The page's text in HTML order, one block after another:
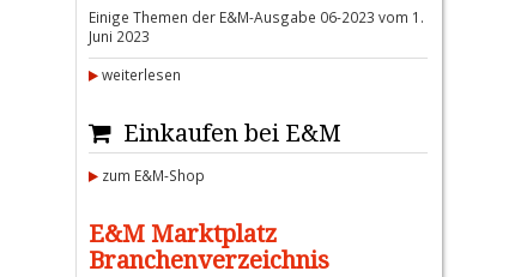
Einige Themen der E&M-Ausgabe 06-2023 vom 1.
Juni 2023
weiterlesen
Einkaufen bei E&M
zum E&M-Shop
E&M Marktplatz
Branchenverzeichnis